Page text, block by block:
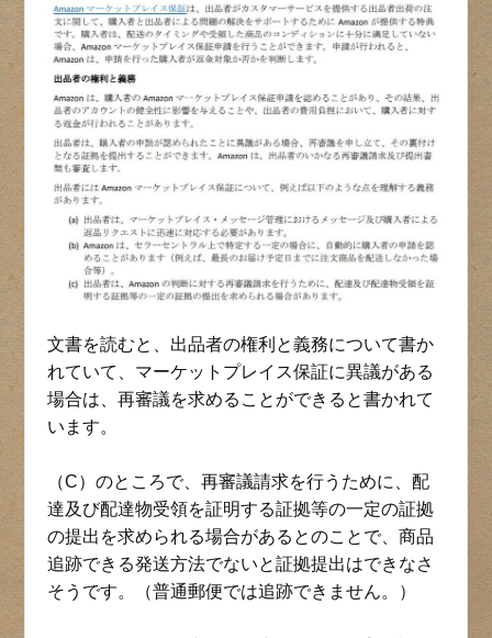
文書を読むと、出品者の権利と義務について書か
れていて、マーケットプレイス保証に異議がある
場合は、再審議を求めることができると書かれて
います。
（C）のところで、再審議請求を行うために、配
達及び配達物受領を証明する証拠等の一定の証拠
の提出を求められる場合があるとのことで、商品
追跡できる発送方法でないと証拠提出はできなさ
そうです。（普通郵便では追跡できません。）